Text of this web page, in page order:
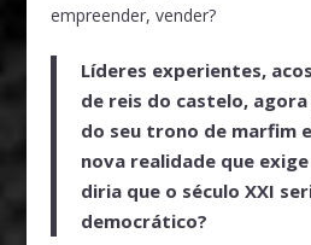
empreender, vender?
Líderes experientes,
de reis do castelo,
do seu trono de marfim
nova realidade que
diria que o século XXI
democrático?